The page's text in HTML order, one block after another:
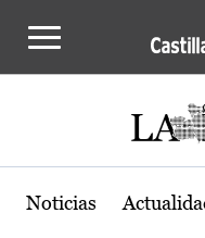
Actualidad de
Noticias